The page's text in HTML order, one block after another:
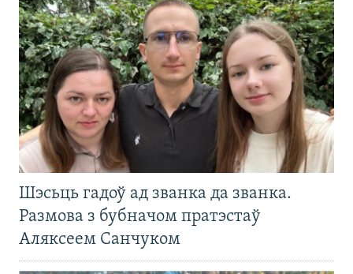
Шэсьць гадоў ад званка да званка.
Размова з бубначом пратэстаў
Аляксеем Санчуком